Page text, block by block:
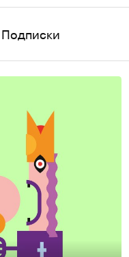
Подписки